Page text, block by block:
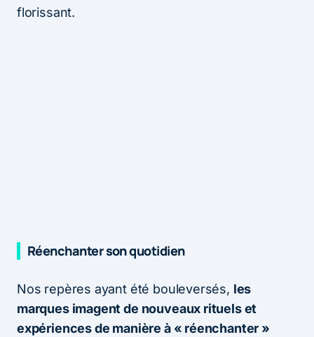
florissant.
Réenchanter son quotidien
Nos repères ayant été bouleversés, les
marques imagent de nouveaux rituels et
expériences de manière à « réenchanter »